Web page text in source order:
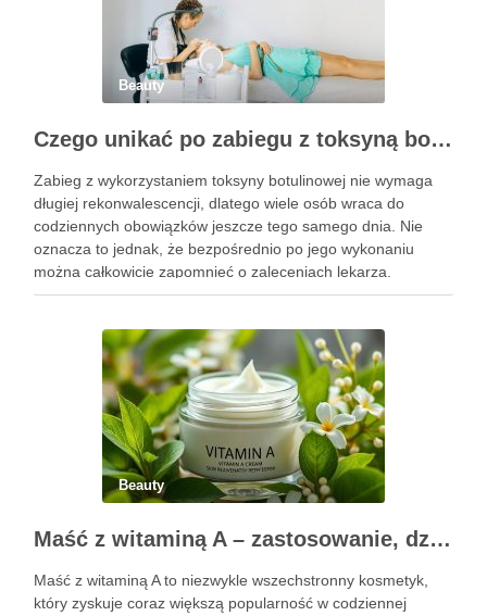
Beauty
Czego unikać po zabiegu z toksyną botulinową?
Zabieg z wykorzystaniem toksyny botulinowej nie wymaga
długiej rekonwalescencji, dlatego wiele osób wraca do
codziennych obowiązków jeszcze tego samego dnia. Nie
oznacza to jednak, że bezpośrednio po jego wykonaniu
można całkowicie zapomnieć o zaleceniach lekarza.
Pierwsze godziny i dni po zabiegu mają znaczenie dla
Beauty
Maść z witaminą A – zastosowanie, działanie i bezpieczeństwo stosowania
Maść z witaminą A to niezwykle wszechstronny kosmetyk,
który zyskuje coraz większą popularność w codziennej